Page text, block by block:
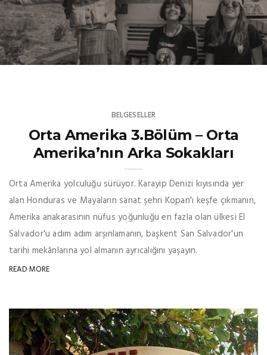
BELGESELLER
Orta Amerika 3.Bölüm – Orta
Amerika’nın Arka Sokakları
Orta Amerika yolculuğu sürüyor. Karayip Denizi kıyısında yer
alan Honduras ve Mayaların sanat şehri Kopan'ı keşfe çıkmanın,
Amerika anakarasının nüfus yoğunluğu en fazla olan ülkesi El
Salvador'u adım adım arşınlamanın, başkent San Salvador'un
tarihi mekânlarına yol almanın ayrıcalığını yaşayın.
READ MORE